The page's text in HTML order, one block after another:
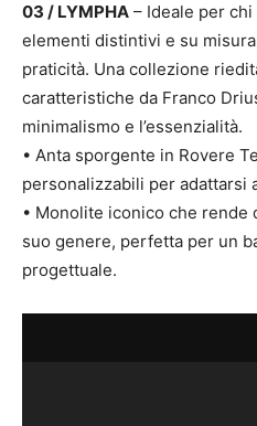
03 / LYMPHA – Ideale per
elementi distintivi e su
praticità. Una collezione
caratteristiche da Franco
minimalismo e l’essenzialità.
• Anta sporgente in Rovere
personalizzabili per adattarsi
• Monolite iconico che rende
suo genere, perfetta per un
progettuale.